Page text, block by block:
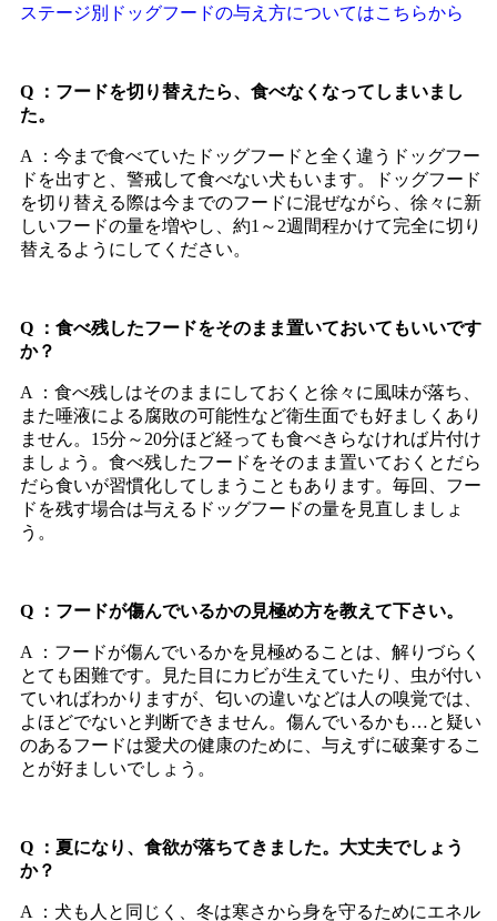
ステージ別ドッグフードの与え方についてはこちらから
Q ：フードを切り替えたら、食べなくなってしまいまし
た。
A ：今まで食べていたドッグフードと全く違うドッグフー
ドを出すと、警戒して食べない犬もいます。ドッグフード
を切り替える際は今までのフードに混ぜながら、徐々に新
しいフードの量を増やし、約1～2週間程かけて完全に切り
替えるようにしてください。
Q ：食べ残したフードをそのまま置いておいてもいいです
か？
A ：食べ残しはそのままにしておくと徐々に風味が落ち、
また唾液による腐敗の可能性など衛生面でも好ましくあり
ません。15分～20分ほど経っても食べきらなければ片付け
ましょう。食べ残したフードをそのまま置いておくとだら
だら食いが習慣化してしまうこともあります。毎回、フー
ドを残す場合は与えるドッグフードの量を見直しましょ
う。
Q ：フードが傷んでいるかの見極め方を教えて下さい。
A ：フードが傷んでいるかを見極めることは、解りづらく
とても困難です。見た目にカビが生えていたり、虫が付い
ていればわかりますが、匂いの違いなどは人の嗅覚では、
よほどでないと判断できません。傷んでいるかも…と疑い
のあるフードは愛犬の健康のために、与えずに破棄するこ
とが好ましいでしょう。
Q ：夏になり、食欲が落ちてきました。大丈夫でしょう
か？
A ：犬も人と同じく、冬は寒さから身を守るためにエネル